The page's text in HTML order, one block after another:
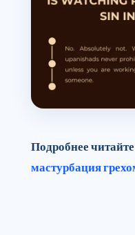
Подробнее
мастурбация